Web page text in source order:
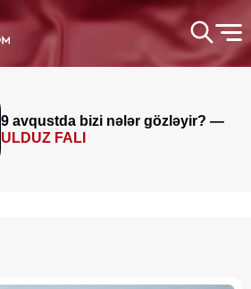
9 avqustda bizi nələr gözləyir? —
ULDUZ FALI